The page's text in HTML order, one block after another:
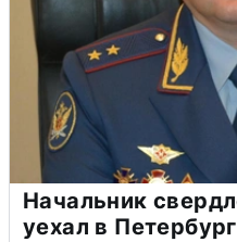
Начальник
уехал в Петербург